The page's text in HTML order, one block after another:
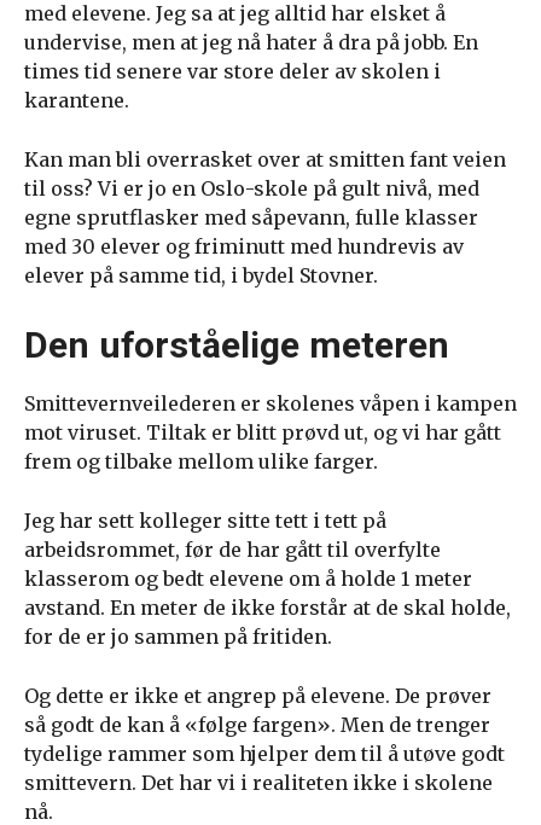
med elevene. Jeg sa at jeg alltid har elsket å
undervise, men at jeg nå hater å dra på jobb. En
times tid senere var store deler av skolen i
karantene.
Kan man bli overrasket over at smitten fant veien
til oss? Vi er jo en Oslo-skole på gult nivå, med
egne sprutflasker med såpevann, fulle klasser
med 30 elever og friminutt med hundrevis av
elever på samme tid, i bydel Stovner.
Den uforståelige meteren
Smittevernveilederen er skolenes våpen i kampen
mot viruset. Tiltak er blitt prøvd ut, og vi har gått
frem og tilbake mellom ulike farger.
Jeg har sett kolleger sitte tett i tett på
arbeidsrommet, før de har gått til overfylte
klasserom og bedt elevene om å holde 1 meter
avstand. En meter de ikke forstår at de skal holde,
for de er jo sammen på fritiden.
Og dette er ikke et angrep på elevene. De prøver
så godt de kan å «følge fargen». Men de trenger
tydelige rammer som hjelper dem til å utøve godt
smittevern. Det har vi i realiteten ikke i skolene
nå.